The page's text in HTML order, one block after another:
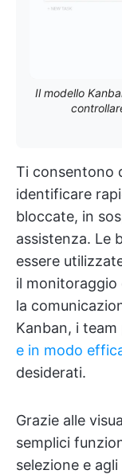
Il modello
Ti consentono
identificare
bloccate, in
assistenza. Le
essere
il monitoraggio
la
Kanban, i team
e in modo
desiderati.
Grazie alle
semplici
selezione e